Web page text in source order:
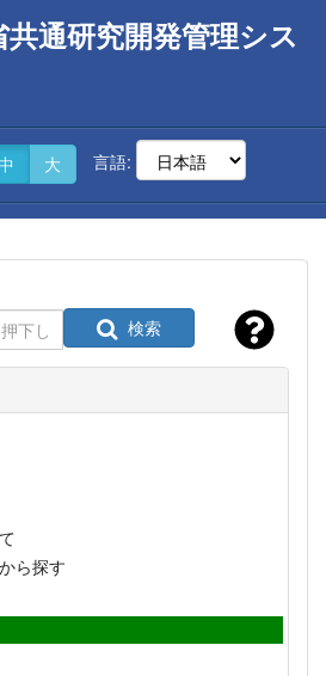
共通研究開発管理シス
大 言語:
検索
ら探す